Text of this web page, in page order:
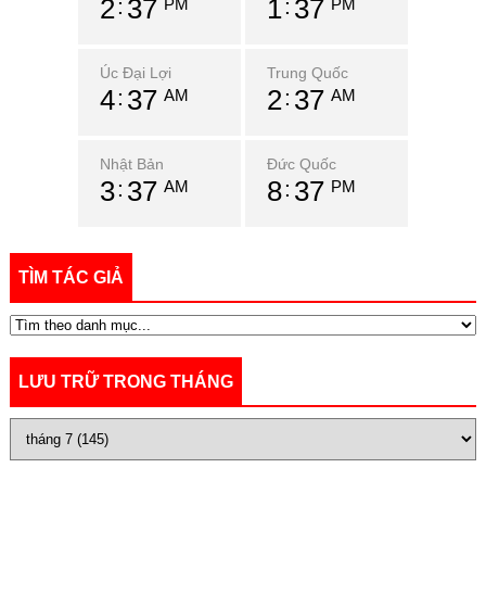
2 37 PM 1 37 PM
Úc Đại Lợi
4 37 AM
Trung Quốc
2 37 AM
Nhật Bản
3 37 AM
Đức Quốc
8 37 PM
TÌM TÁC GIẢ
LƯU TRỮ TRONG THÁNG